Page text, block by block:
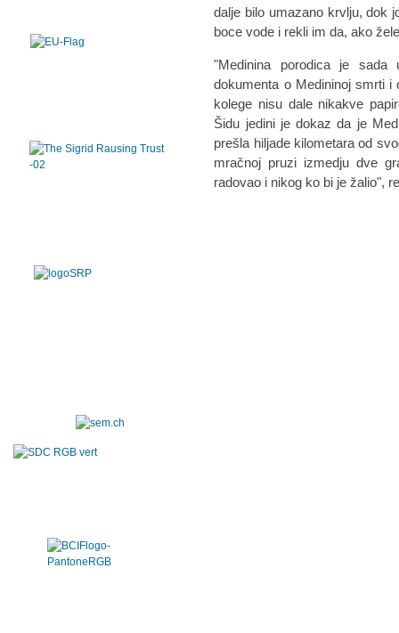
dalje bilo umazano krvlju, dok
boce vode i rekli im da, ako
"Medinina porodica je sada
dokumenta o Medininoj smrti
kolege nisu dale nikakve
Šidu jedini je dokaz da je
prešla hiljade kilometara od
mračnoj pruzi izmedju dve
radovao i nikog ko bi je žalio",